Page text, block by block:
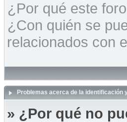
¿Por qué este
¿Con quién se
relacionados con
Problemas acerca de la identificación
» ¿Por qué no